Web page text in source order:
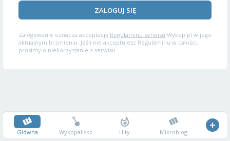
ZALOGUJ SIĘ
Zalogowanie oznacza akceptację Regulaminu serwisu Wykop.pl w jego
aktualnym brzmieniu. Jeśli nie akceptujesz Regulaminu w całości,
prosimy o niekorzystanie z serwisu.
Główna Wykopalisko Hity Mikroblog